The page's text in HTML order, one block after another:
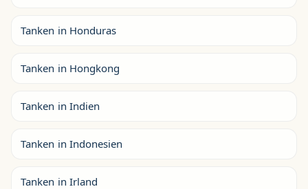
Tanken in Honduras
Tanken in Hongkong
Tanken in Indien
Tanken in Indonesien
Tanken in Irland